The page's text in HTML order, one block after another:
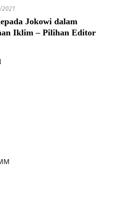
Jokowi dalam
Iklim – Pilihan Editor